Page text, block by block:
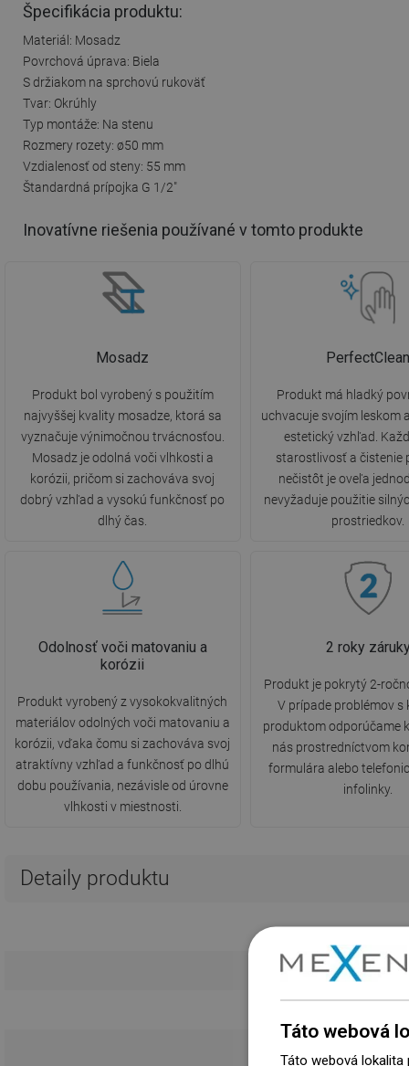
Špecifikácia produktu:
Materiál: Mosadz
Povrchová úprava: Biela
S držiakom na sprchovú rukoväť
Tvar: Okrúhly
Typ montáže: Na stenu
Rozmery rozety: ø50 mm
Vzdialenosť od steny: 55 mm
Štandardná prípojka G 1/2"
Inovatívne riešenia používané v tomto produkte
Mosadz
Produkt bol vyrobený s použitím
najvyššej kvality mosadze, ktorá sa
vyznačuje výnimočnou trvácnosťou.
Mosadz je odolná voči vlhkosti a
korózii, pričom si zachováva svoj
dobrý vzhľad a vysokú funkčnosť po
dlhý čas.
PerfectClean
Produkt má hladký
uchvacuje svojím leskom
estetický vzhľad.
starostlivosť a čistenie
nečistôt je oveľa
nevyžaduje použitie
prostriedkov.
Odolnosť voči matovaniu a
korózii
Produkt vyrobený z vysokokvalitných
materiálov odolných voči matovaniu a
korózii, vďaka čomu si zachováva svoj
atraktívny vzhľad a funkčnosť po dlhú
dobu používania, nezávisle od úrovne
vlhkosti v miestnosti.
2 roky záruky
Produkt je pokrytý 2-
V prípade problémov s
produktom odporúčame
nás prostredníctvom
formulára alebo
infolinky.
Detaily produktu
Táto webová
Táto webová lokalita